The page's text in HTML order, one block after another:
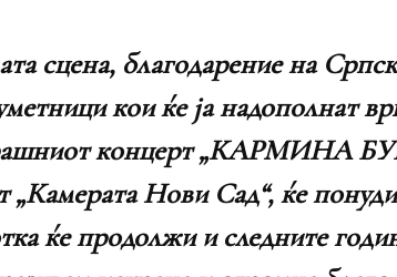
сцена, благодарение на
кои ќе ја надополнат
концерт „КАРМИНА
Нови Сад“, ќе
ќе продолжи и следните